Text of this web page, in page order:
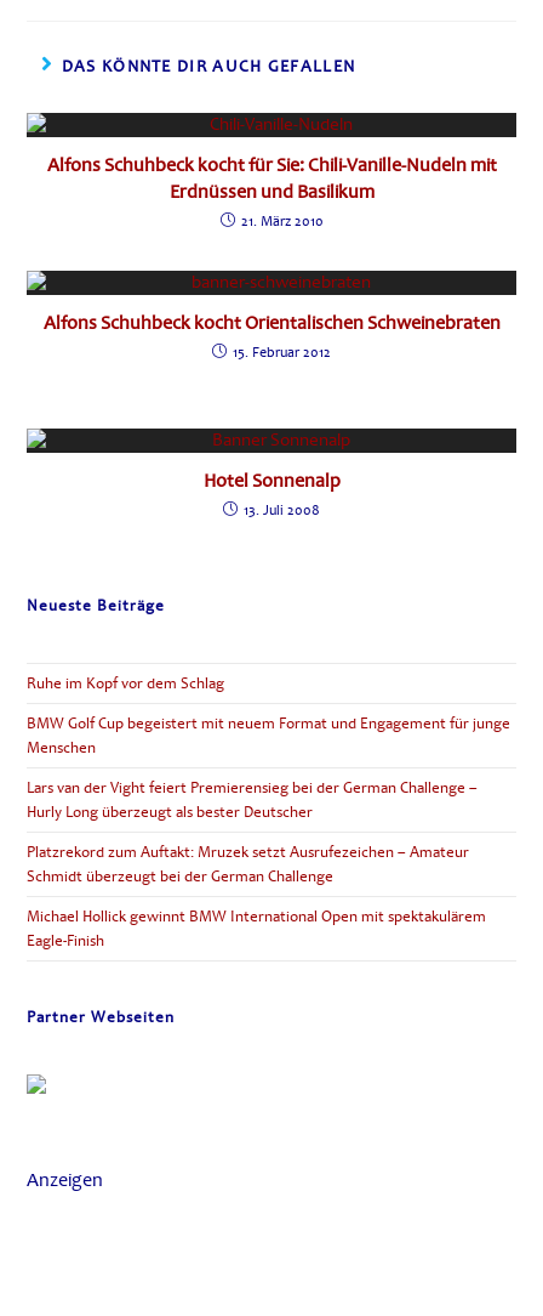
DAS KÖNNTE DIR AUCH GEFALLEN
Alfons Schuhbeck kocht für Sie: Chili-Vanille-Nudeln mit
Erdnüssen und Basilikum
21. März 2010
Alfons Schuhbeck kocht Orientalischen Schweinebraten
15. Februar 2012
Hotel Sonnenalp
13. Juli 2008
Neueste Beiträge
Ruhe im Kopf vor dem Schlag
BMW Golf Cup begeistert mit neuem Format und Engagement für junge
Menschen
Lars van der Vight feiert Premierensieg bei der German Challenge –
Hurly Long überzeugt als bester Deutscher
Platzrekord zum Auftakt: Mruzek setzt Ausrufezeichen – Amateur
Schmidt überzeugt bei der German Challenge
Michael Hollick gewinnt BMW International Open mit spektakulärem
Eagle-Finish
Partner Webseiten
Anzeigen